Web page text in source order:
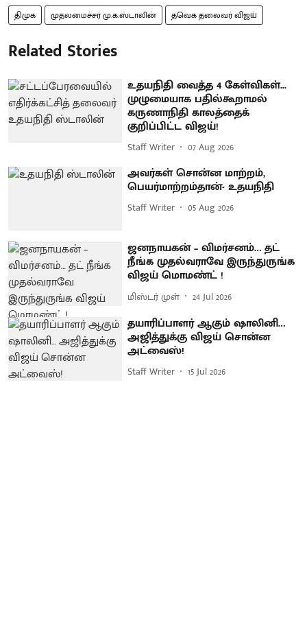
திமுக முதலமைச்சர் மு.க.ஸ்டாலின் தவெக தலைவர் விஜய்
Related Stories
உதயநிதி வைத்த 4 கேள்விகள்...
முழுமையாக பதில்கூறாமல்
கருணாநிதி காலத்தைக்
குறிப்பிட்ட விஜய்!
Staff Writer 07 Aug 2026
அவர்கள் சொன்ன மாற்றம்,
பெயர்மாற்றம்தான்- உதயநிதி
Staff Writer 05 Aug 2026
ஜனநாயகன் – விமர்சனம்… தட்
நீங்க முதல்வராவே இருந்துருங்க
விஜய் மொமண்ட் !
மிஸ்டர் முள் 24 Jul 2026
தயாரிப்பாளர் ஆகும் ஷாலினி…
அஜித்துக்கு விஜய் சொன்ன
அட்வைஸ்!
Staff Writer 15 Jul 2026